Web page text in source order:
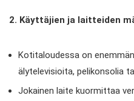
2. Käyttäjien ja laitteiden
Kotitaloudessa on
älytelevisioita, pelikonsolia
Jokainen laite kuormittaa